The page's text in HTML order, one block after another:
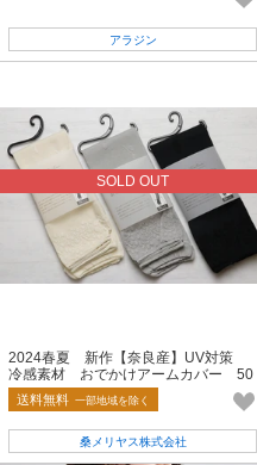
アラジン
SOLD OUT
2024春夏 新作【奈良産】UV対策
冷感素材 おでかけアームカバー 50
cm フロート木の実柄
送料無料 一部地域を除く
桑メリヤス株式会社